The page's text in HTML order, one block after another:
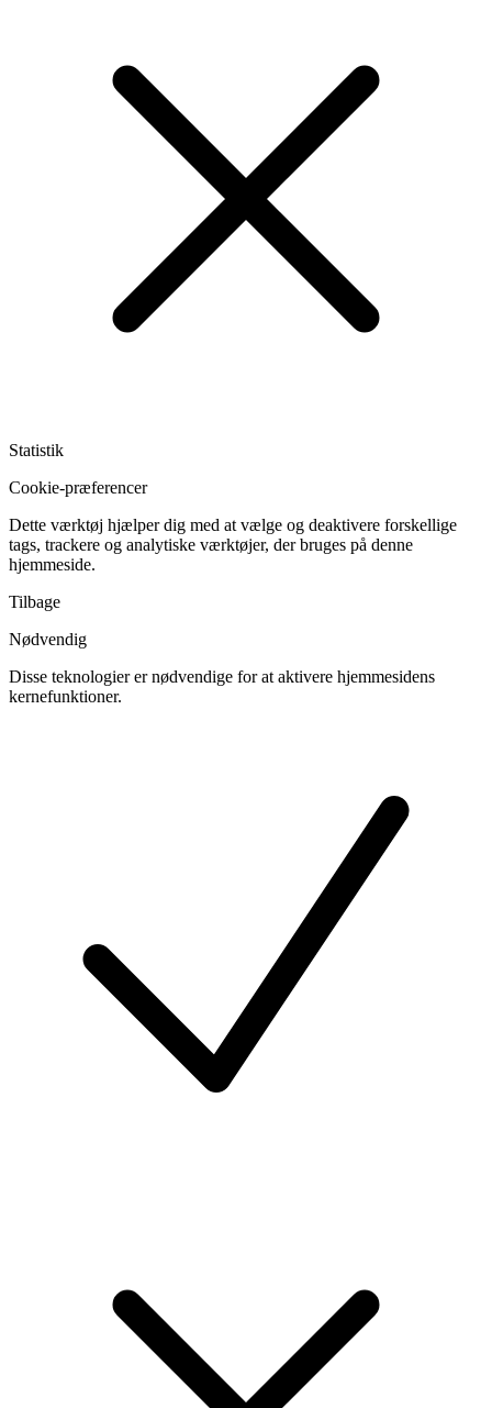
Statistik
Cookie-præferencer
Dette værktøj hjælper dig med at vælge og deaktivere forskellige
tags, trackere og analytiske værktøjer, der bruges på denne
hjemmeside.
Tilbage
Nødvendig
Disse teknologier er nødvendige for at aktivere hjemmesidens
kernefunktioner.